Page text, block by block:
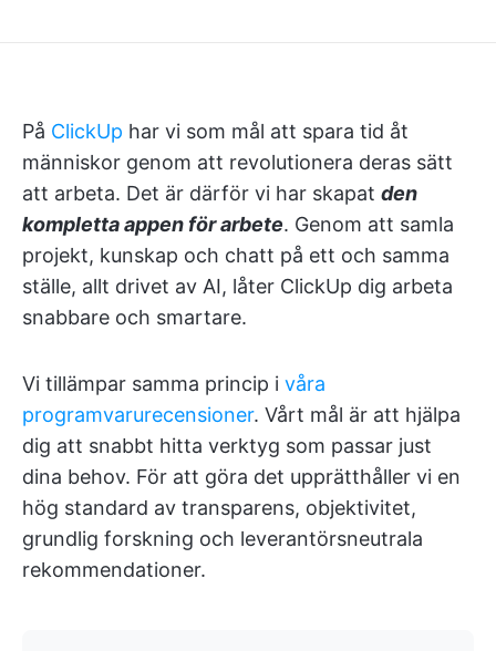
På ClickUp har vi som mål att spara tid åt
människor genom att revolutionera deras sätt
att arbeta. Det är därför vi har skapat den
kompletta appen för arbete. Genom att samla
projekt, kunskap och chatt på ett och samma
ställe, allt drivet av AI, låter ClickUp dig arbeta
snabbare och smartare.
Vi tillämpar samma princip i våra
programvarurecensioner. Vårt mål är att hjälpa
dig att snabbt hitta verktyg som passar just
dina behov. För att göra det upprätthåller vi en
hög standard av transparens, objektivitet,
grundlig forskning och leverantörsneutrala
rekommendationer.